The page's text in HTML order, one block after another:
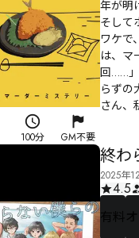
100分 GM不要
年が明
そして
ワケで
は、マ
回……」
らずの
さん、
終わ
2025年
4.5
有料